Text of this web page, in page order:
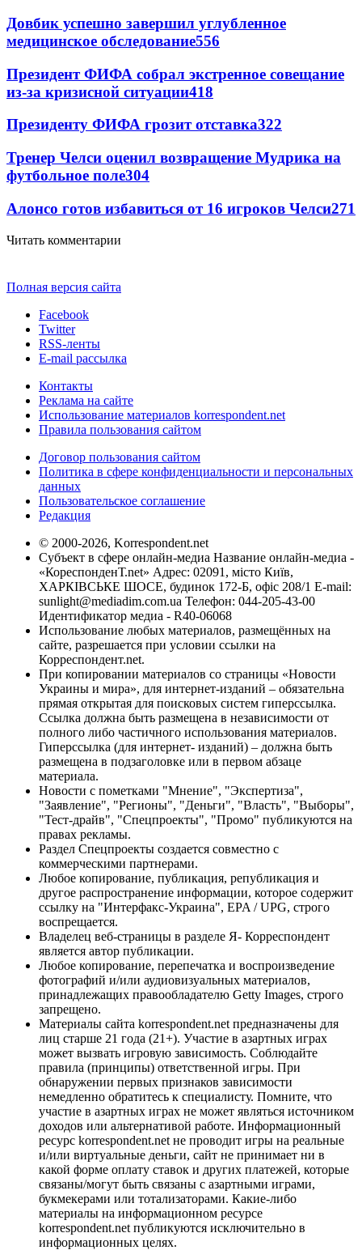
Довбик успешно завершил углубленное
медицинское обследование556
Президент ФИФА собрал экстренное совещание
из-за кризисной ситуации418
Президенту ФИФА грозит отставка322
Тренер Челси оценил возвращение Мудрика на
футбольное поле304
Алонсо готов избавиться от 16 игроков Челси271
Читать комментарии
Полная версия сайта
Facebook
Twitter
RSS-ленты
E-mail рассылка
Контакты
Реклама на сайте
Использование материалов korrespondent.net
Правила пользования сайтом
Договор пользования сайтом
Политика в сфере конфиденциальности и персональных
данных
Пользовательское соглашение
Редакция
© 2000-2026, Korrespondent.net
Субъект в сфере онлайн-медиа Название онлайн-медиа -
«КореспонденТ.net» Адрес: 02091, місто Київ,
ХАРКІВСЬКЕ ШОСЕ, будинок 172-Б, офіс 208/1 E-mail:
sunlight@mediadim.com.ua Телефон: 044-205-43-00
Идентификатор медиа - R40-06068
Использование любых материалов, размещённых на
сайте, разрешается при условии ссылки на
Корреспондент.net.
При копировании материалов со страницы «Новости
Украины и мира», для интернет-изданий – обязательна
прямая открытая для поисковых систем гиперссылка.
Ссылка должна быть размещена в независимости от
полного либо частичного использования материалов.
Гиперссылка (для интернет- изданий) – должна быть
размещена в подзаголовке или в первом абзаце
материала.
Новости с пометками "Мнение", "Экспертиза",
"Заявление", "Регионы", "Деньги", "Власть", "Выборы",
"Тест-драйв", "Спецпроекты", "Промо" публикуются на
правах рекламы.
Раздел Спецпроекты создается совместно с
коммерческими партнерами.
Любое копирование, публикация, републикация и
другое распространение информации, которое содержит
ссылку на "Интерфакс-Украина", EPA / UPG, строго
воспрещается.
Владелец веб-страницы в разделе Я- Корреспондент
является автор публикации.
Любое копирование, перепечатка и воспроизведение
фотографий и/или аудиовизуальных материалов,
принадлежащих правообладателю Getty Images, строго
запрещено.
Материалы сайта korrespondent.net предназначены для
лиц старше 21 года (21+). Участие в азартных играх
может вызвать игровую зависимость. Соблюдайте
правила (принципы) ответственной игры. При
обнаружении первых признаков зависимости
немедленно обратитесь к специалисту. Помните, что
участие в азартных играх не может являться источником
доходов или альтернативой работе. Информационный
ресурс korrespondent.net не проводит игры на реальные
и/или виртуальные деньги, сайт не принимает ни в
какой форме оплату ставок и других платежей, которые
связаны/могут быть связаны с азартными играми,
букмекерами или тотализаторами. Какие-либо
материалы на информационном ресурсе
korrespondent.net публикуются исключительно в
информационных целях.